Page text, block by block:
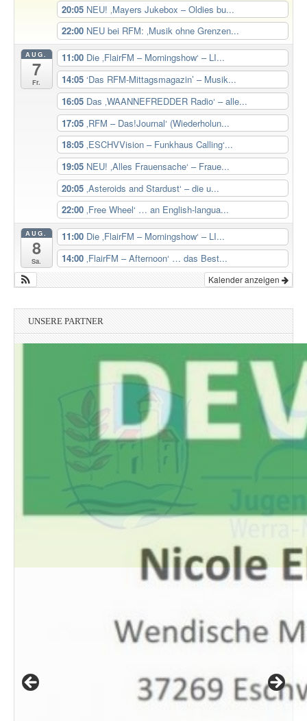
20:05 NEU! ‚Mayers Jukebox – Oldies bu...
22:00 NEU bei RFM: ‚Musik ohne Grenzen...
AUG.
7
Fr.
11:00 Die ‚FlairFM – Morningshow‘ – LI...
14:05 ‘Das RFM-Mittagsmagazin’ – Musik...
16:05 Das ‚WAANNEFREDDER Radio‘ – alle...
17:05 ‚RFM – Das!Journal‘ (Wiederholun...
18:05 ‚ESCHVVision – Funkhaus Calling‘...
19:05 NEU! ‚Alles Frauensache‘ – Fraue...
20:05 ‚Asteroids and Stardust‘ – die u...
22:00 ‚Free Wheel‘ … an English-langua...
AUG.
8
Sa.
11:00 Die ‚FlairFM – Morningshow‘ – LI...
14:00 ‚FlairFM – Afternoon‘ … das Best...
Kalender anzeigen
UNSERE PARTNER